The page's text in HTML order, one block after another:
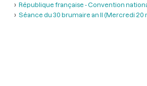
République française - Convention
Séance du 30 brumaire an II (Mercredi 20